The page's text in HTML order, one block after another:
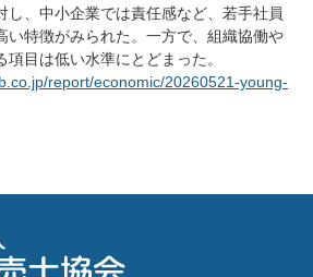
し、中小企業では責任感など、若手社員
い特徴がみられた。一方で、組織協働や
項目は低い水準にとどまった。
report/economic/20260521-young-